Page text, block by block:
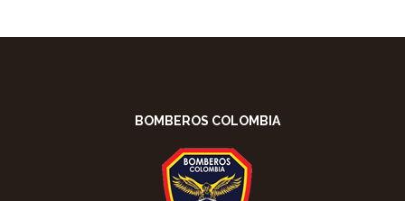
BOMBEROS COLOMBIA